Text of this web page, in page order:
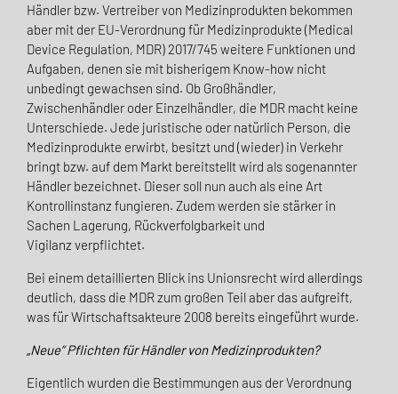
Händler bzw. Vertreiber von Medizinprodukten bekommen
aber mit der EU-Verordnung für Medizinprodukte (Medical
Device Regulation, MDR) 2017/745 weitere Funktionen und
Aufgaben, denen sie mit bisherigem Know-how nicht
unbedingt gewachsen sind. Ob Großhändler,
Zwischenhändler oder Einzelhändler, die MDR macht keine
Unterschiede. Jede juristische oder natürlich Person, die
Medizinprodukte erwirbt, besitzt und (wieder) in Verkehr
bringt bzw. auf dem Markt bereitstellt wird als sogenannter
Händler bezeichnet. Dieser soll nun auch als eine Art
Kontrollinstanz fungieren. Zudem werden sie stärker in
Sachen Lagerung, Rückverfolgbarkeit und
Vigilanz verpflichtet.
Bei einem detaillierten Blick ins Unionsrecht wird allerdings
deutlich, dass die MDR zum großen Teil aber das aufgreift,
wasfür Wirtschaftsakteure 2008 bereits eingeführt wurde.
„Neue“ Pflichten fürHändlervonMedizinprodukten?
Eigentlich wurden die Bestimmungen aus der Verordnung